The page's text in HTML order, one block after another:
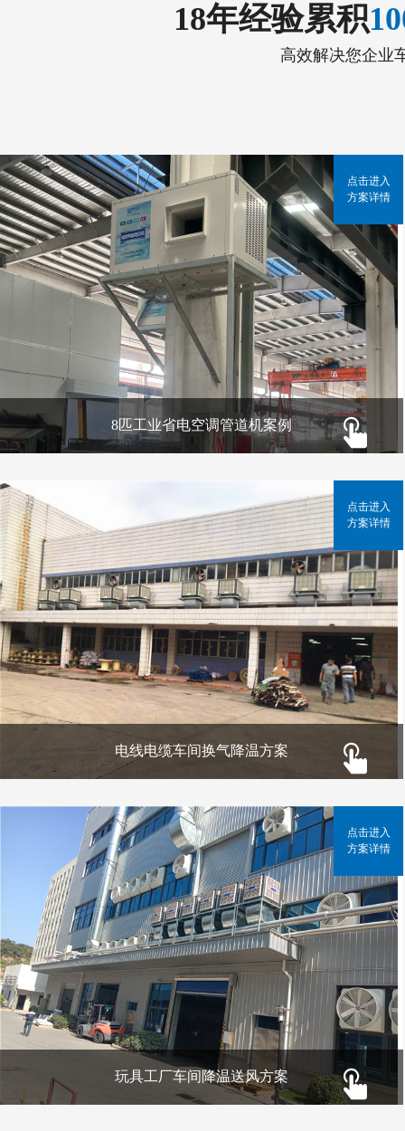
18年经验累积
高效解决您企业
8匹工业省电空调管道机案例
点击进入
方案详情
电线电缆车间换气降温方案
点击进入
方案详情
玩具工厂车间降温送风方案
点击进入
方案详情